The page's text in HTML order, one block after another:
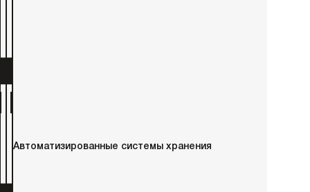
Автоматизированные системы хранения